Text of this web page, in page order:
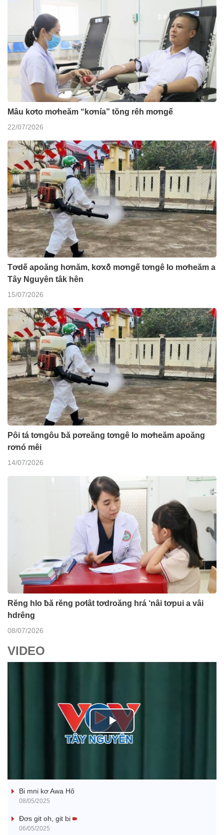
Mâu kơto mơheăm “kơnía” tŏng rêh mơngế
22/07/2026
Tơdế apoăng hơnăm, kơxô̆ mơngế tơngê lo mơheăm a
Tây Nguyên tâk hên
15/07/2026
Pôi tá tơngôu ƀă pơreăng tơngê lo mơheăm apoăng
rơnó mêi
14/07/2026
Rĕng hlo ƀă rĕng pơlât tơdroăng hrá ‘nâi tơpui a vâi
hdrêng
08/07/2026
VIDEO
P
a
Bi mni kơ Awa Hô
08/05/2025
Đơs git oh, git bi
06/05/2025